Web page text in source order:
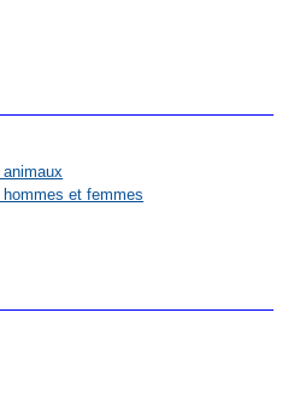
et femmes